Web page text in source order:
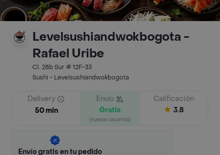
Levelsushiandwokbogota -
Rafael Uribe
Cl. 28b Sur # 12F-33
Sushi - Levelsushiandwokbogota
Delivery
50 min
Envío
Gratis
(nuevos usuarios)
Calificación
3.8
Envío gratis en tu pedido